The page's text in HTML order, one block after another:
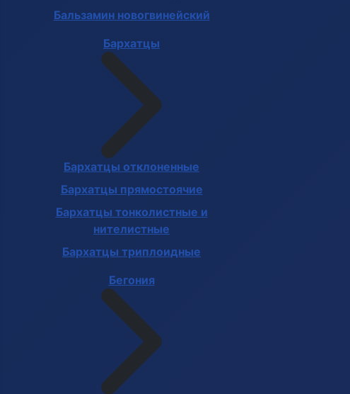
Бальзамин новогвинейский
Бархатцы
Бархатцы отклоненные
Бархатцы прямостоячие
Бархатцы тонколистные и
нителистные
Бархатцы триплоидные
Бегония